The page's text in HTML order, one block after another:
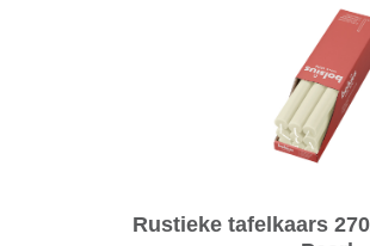
Rustieke tafelkaars